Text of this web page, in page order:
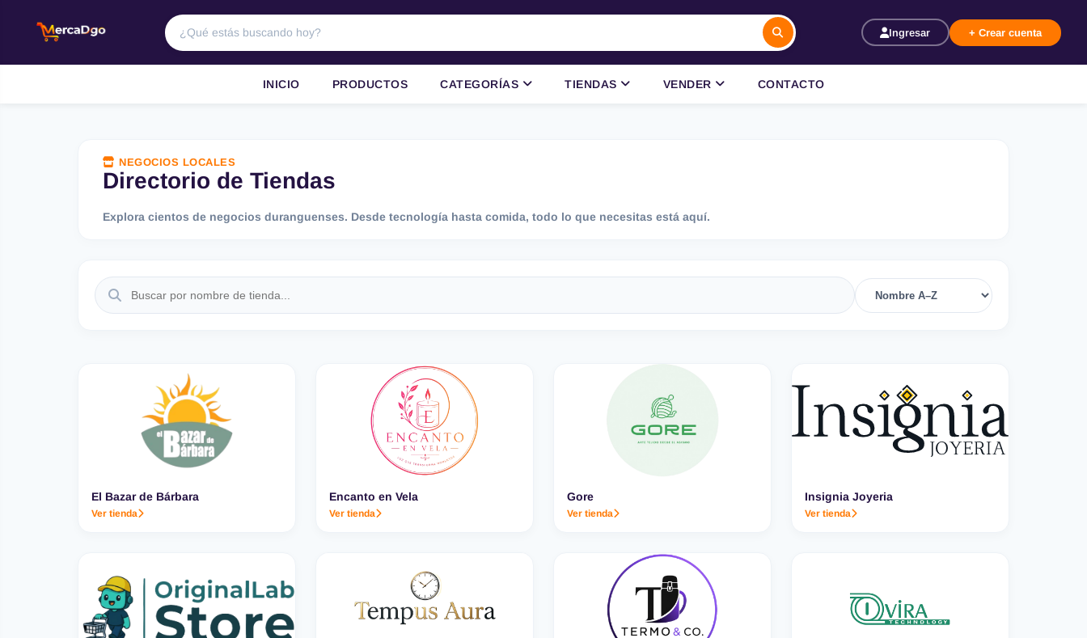
Ingresar + Crear cuenta
INICIO PRODUCTOS CATEGORÍAS TIENDAS VENDER CONTACTO
NEGOCIOS LOCALES
Directorio de Tiendas
Explora cientos de negocios duranguenses. Desde tecnología hasta comida, todo lo que necesitas está aquí.
El Bazar de Bárbara
Ver tienda
Encanto en Vela
Ver tienda
Gore
Ver tienda
Insignia Joyeria
Ver tienda